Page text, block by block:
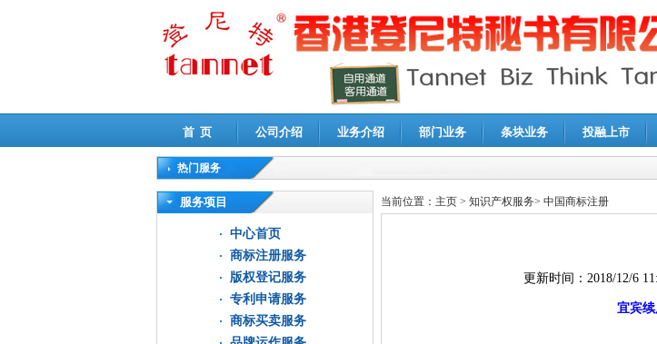
首 页 公司介绍 业务介绍 部门业务 条块业务 投融上市
热门服务
高新技术企业认定审计|企业所得税汇算清缴申报鉴证
服务项目
中心首页
商标注册服务
版权登记服务
专利申请服务
商标买卖服务
当前位置： 主页 > 知识产权服务> 中国商标注册
更新时间： 2018/12/6
宜宾